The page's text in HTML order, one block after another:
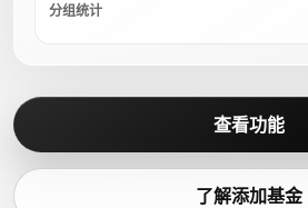
分组统计
查看功能
了解添加基金